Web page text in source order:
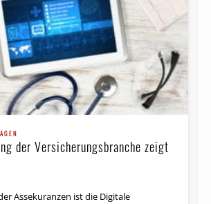
der Versicherungsbranche zeigt
Assekuranzen ist die Digitale